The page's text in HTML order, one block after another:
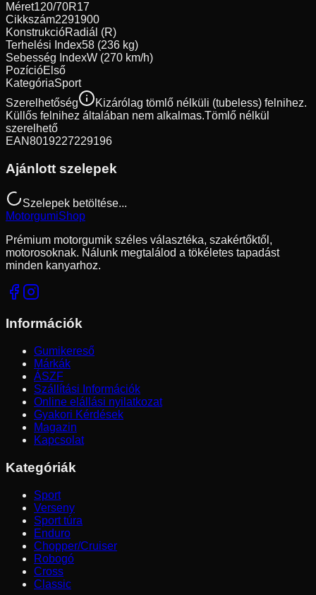
Méret120/70R17
Cikkszám2291900
KonstrukcióRadiál (R)
Terhelési Index58 (236 kg)
Sebesség IndexW (270 km/h)
PozícióElső
KategóriaSport
Szerelhetőség
Kizárólag tömlő nélküli (tubeless) felnihez.
Küllős felnihez általában nem alkalmas.Tömlő nélkül
szerelhető
EAN8019227229196
Ajánlott szelepek
Szelepek betöltése...
MotorgumiShop
Prémium motorgumik széles választéka, szakértőktől,
motorosoknak. Nálunk megtalálod a tökéletes tapadást
minden kanyarhoz.
Információk
Gumikereső
Márkák
ÁSZF
Szállítási Információk
Online elállási nyilatkozat
Gyakori Kérdések
Magazin
Kapcsolat
Kategóriák
Sport
Verseny
Sport túra
Enduro
Chopper/Cruiser
Robogó
Cross
Classic